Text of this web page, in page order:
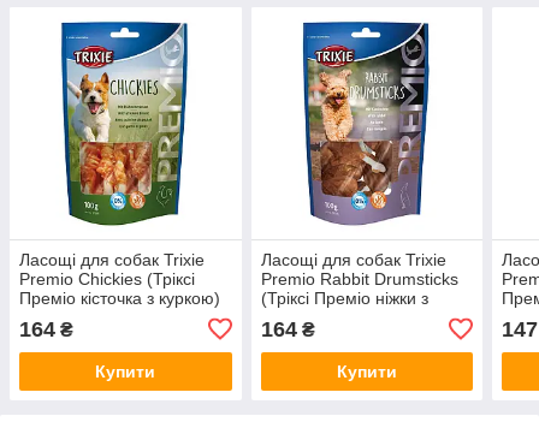
Ласощі для собак Trixie
Premio Chickies (Тріксі
Преміо кісточка з куркою)
164 ₴
Купити
Ласощі для собак Trixie
Premio Rabbit Drumsticks
(Тріксі Преміо ніжки з
164₴
Купити
147